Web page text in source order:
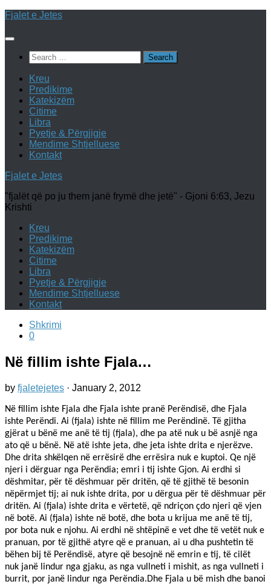
Skip
content
Fjalet e Jetes
Search
for:
Kreu
Predikime
Katekizëm
Citime
Libra
Pyetje & Përgjigje
Mendime Shtjelluese
Kontakt
Fjalet e Jetes
"fjalët që po ju them janë frymë dhe jetë" - Gjoni 6:63, Jezu
Krishti
Kreu
Predikime
Katekizëm
Citime
Libra
Pyetje & Përgjigje
Mendime Shtjelluese
Kontakt
Shkrimi
0
Në fillim ishte Fjala…
by fjaletejetes · January 2, 2012
Në fillim ishte Fjala dhe Fjala ishte pranë Perëndisë, dhe Fjala
ishte Perëndi. Ai (fjala) ishte në fillim me Perëndinë. Të gjitha
gjërat u bënë me anë të tij (fjala), dhe pa atë nuk u bë asnjë nga
ato që u bënë. Në atë ishte jeta, dhe jeta ishte drita e njerëzve.
Dhe drita shkëlqen në errësirë dhe errësira nuk e kuptoi. Qe një
njeri i dërguar nga Perëndia; emri i tij ishte Gjon. Ai erdhi si
dëshmitar, për të dëshmuar për dritën, që të gjithë të besonin
nëpërmjet tij; ai nuk ishte drita, por u dërgua për të dëshmuar për
dritën. Ai (fjala) ishte drita e vërtetë, që ndriçon çdo njeri që vjen
në botë. Ai (fjala) ishte në botë, dhe bota u krijua me anë të tij,
por bota nuk e njohu. Ai erdhi në shtëpinë e vet dhe të vetët nuk e
pranuan, por të gjithë atyre që e pranuan, ai u dha pushtetin të
bëhen bij të Perëndisë, atyre që besojnë në emrin e tij, të cilët
nuk janë lindur nga gjaku, as nga vullneti i mishit, as nga vullneti i
burrit, por janë lindur nga Perëndia.Dhe Fjala u bë mish dhe banoi